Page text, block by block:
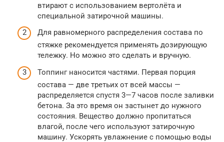
втирают с использованием вертолёта и
специальной затирочной машины.
Для равномерного распределения состава по
стяжке рекомендуется применять дозирующую
тележку. Но можно это сделать и вручную.
Топпинг наносится частями. Первая порция
состава — две третьих от всей массы —
распределяется спустя 3—7 часов после заливки
бетона. За это время он застынет до нужного
состояния. Вещество должно пропитаться
влагой, после чего используют затирочную
машину. Ускорять увлажнение с помощью воды